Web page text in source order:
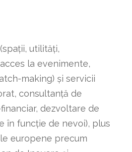
utilități,
la evenimente,
making) și servicii
consultanță de
dezvoltare de
în funcție de nevoi), plus
europene precum